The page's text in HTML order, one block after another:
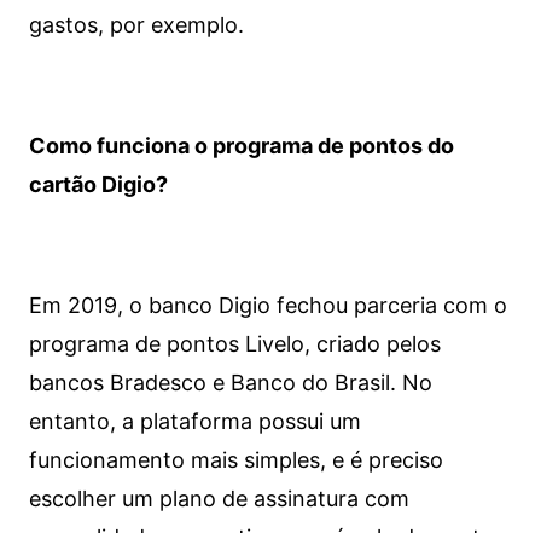
gastos, por exemplo.
Como funciona o programa de pontos do
cartão Digio?
Em 2019, o banco Digio fechou parceria com o
programa de pontos Livelo, criado pelos
bancos Bradesco e Banco do Brasil. No
entanto, a plataforma possui um
funcionamento mais simples, e é preciso
escolher um plano de assinatura com